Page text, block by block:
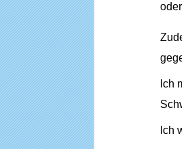
Ich
Ich